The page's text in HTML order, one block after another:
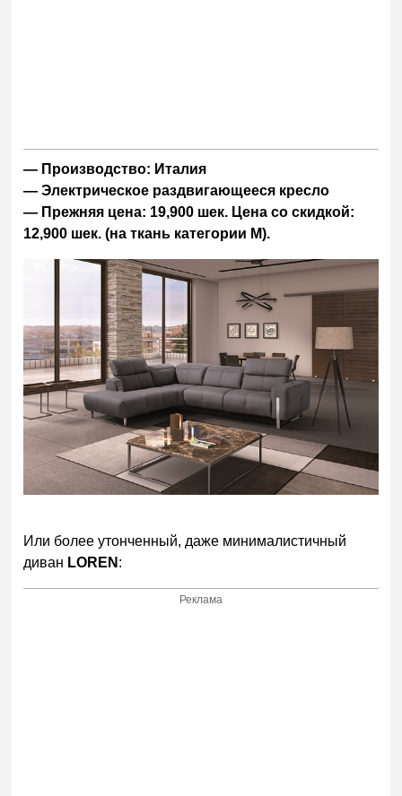
— Производство: Италия
— Электрическое раздвигающееся кресло
— Прежняя цена: 19,900 шек. Цена со скидкой:
12,900 шек. (на ткань категории M).
Или более утонченный, даже минималистичный
диван LOREN :
Реклама